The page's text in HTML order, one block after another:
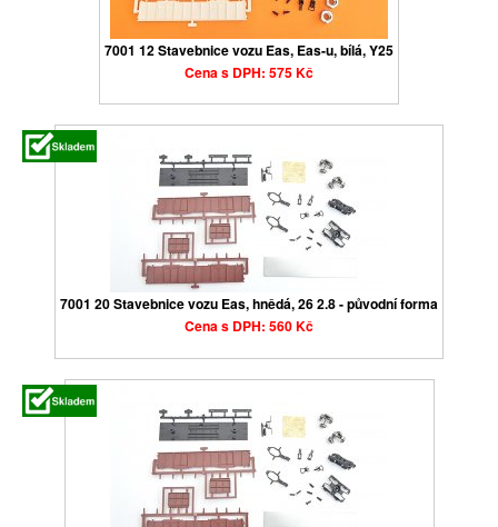
7001 12 Stavebnice vozu Eas, Eas-u, bílá, Y25
Cena s DPH: 575 Kč
7001 20 Stavebnice vozu Eas, hnědá, 26 2.8 - původní forma
Cena s DPH: 560 Kč